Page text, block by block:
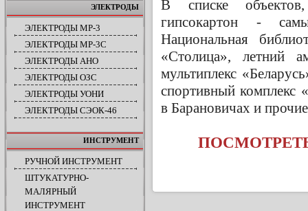
ЭЛЕКТРОДЫ
ЭЛЕКТРОДЫ МР-3
ЭЛЕКТРОДЫ МР-3С
ЭЛЕКТРОДЫ АНО
ЭЛЕКТРОДЫ ОЗС
ЭЛЕКТРОДЫ УОНИ
ЭЛЕКТРОДЫ СЭОК-46
ИНСТРУМЕНТ
РУЧНОЙ ИНСТРУМЕНТ
ШТУКАТУРНО-
МАЛЯРНЫЙ
ИНСТРУМЕНТ
В списке
гипсокартон -
Национальная
«Столица», летний
мультиплекс
спортивный комплекс
в Барановичах и